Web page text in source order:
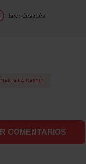
Leer después
A LA BARBIE
COMENTARIOS